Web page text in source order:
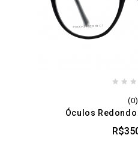
of
(0)
Óculos
R$